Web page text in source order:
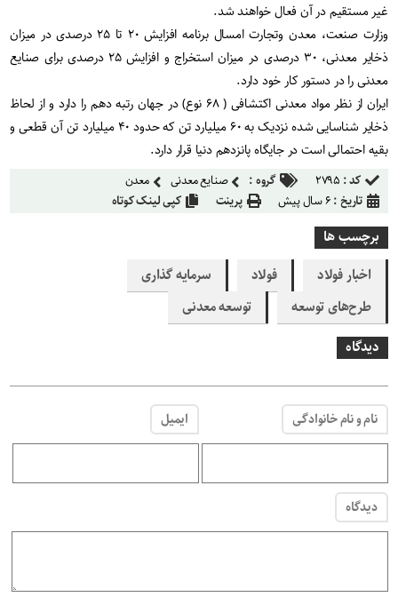
غیر مستقیم در آن فعال خواهند شد.
وزارت صنعت، معدن وتجارت امسال برنامه افزایش ۲۰ تا ۲۵ درصدی در میزان
ذخایر معدنی، ۳۰ درصدی در میزان استخراج و افزایش ۲۵ درصدی برای صنایع
معدنی را در دستور کار خود دارد.
ایران از نظر مواد معدنی اکتشافی ( ۶۸ نوع) در جهان رتبه دهم را دارد و از لحاظ
ذخایر شناسایی شده نزدیک به ۶۰ میلیارد تن که حدود ۴۰ میلیارد تن آن قطعی و
بقیه احتمالی است در جایگاه پانزدهم دنیا قرار دارد.
کد : ۲۷۹۵ گروه : صنایع معدنی
معدن
تاریخ :۶ سال پیش پرینت کپی لینک کوتاه
برچسب ها
اخبار فولاد
فولاد
سرمایه گذاری
طرح‌های توسعه
توسعه معدنی
دیدگاه
نام و نام خانوادگی ایمیل
دیدگاه